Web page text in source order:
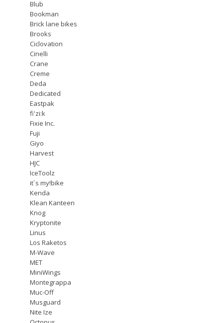
Blub
Bookman
Brick lane bikes
Brooks
Ciclovation
Cinelli
Crane
Creme
Deda
Dedicated
Eastpak
fi'zi:k
Fixie Inc.
Fuji
Giyo
Harvest
HJC
IceToolz
it`s my!bike
Kenda
Klean Kanteen
Knog
Kryptonite
Linus
Los Raketos
M-Wave
MET
MiniWings
Montegrappa
Muc-Off
Musguard
Nite Ize